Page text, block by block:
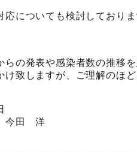
応についても検討しており
らの発表や感染者数の推移
け致しますが、ご理解のほ
今田 洋